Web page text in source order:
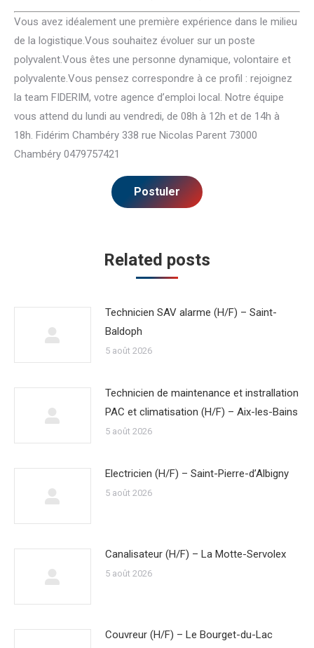
Vous avez idéalement une première expérience dans le milieu
de la logistique.Vous souhaitez évoluer sur un poste
polyvalent.Vous êtes une personne dynamique, volontaire et
polyvalente.Vous pensez correspondre à ce profil : rejoignez
la team FIDERIM, votre agence d’emploi local. Notre équipe
vous attend du lundi au vendredi, de 08h à 12h et de 14h à
18h. Fidérim Chambéry 338 rue Nicolas Parent 73000
Chambéry 0479757421
Related posts
Technicien SAV alarme (H/F) – Saint-
Baldoph
5 août 2026
Technicien de maintenance et instrallation
PAC et climatisation (H/F) – Aix-les-Bains
5 août 2026
Electricien (H/F) – Saint-Pierre-d’Albigny
5 août 2026
Canalisateur (H/F) – La Motte-Servolex
5 août 2026
Couvreur (H/F) – Le Bourget-du-Lac